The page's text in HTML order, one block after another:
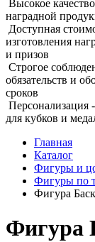
Высокое качество
наградной
Доступная
изготовления
и призов
Строгое
обязательств и
сроков
Персонализация
для кубков и
Главная
Каталог
Фигуры и
Фигуры по
Фигура
Фигура